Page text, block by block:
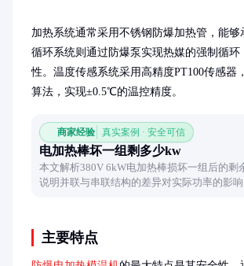
加热系统通常采用不锈钢防爆加热管，能够
循环系统则通过防爆泵实现热媒的强制循环
性。温度传感系统采用高精度PT100传感器
算法，实现±0.5℃的温控精度。
商家经验 真实案例 · 安全可信
电加热棒坏一组剩多少kw
本文解析380V 6kW电加热棒损坏一组后的剩
说明并联与串联结构的差异对实际功率的影
主要特点